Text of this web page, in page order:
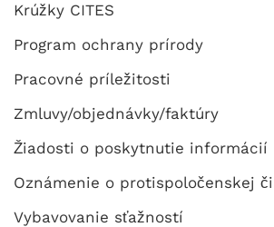
Krúžky CITES
Program ochrany prírody
Pracovné príležitosti
Zmluvy/objednávky/faktúry
Žiadosti o poskytnutie informácií
Oznámenie o protispoločenskej
Vybavovanie sťažností